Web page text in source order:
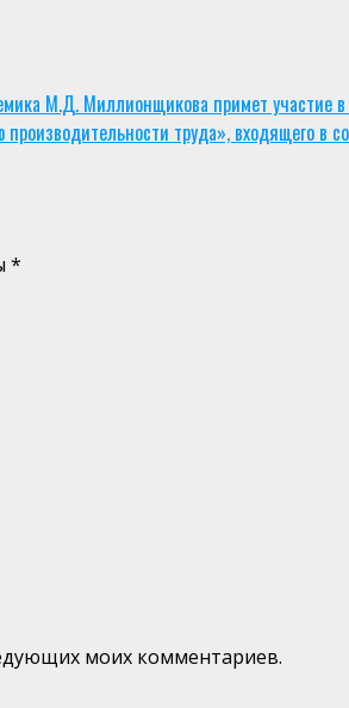
М.Д. Миллионщикова примет участие
труда», входящего в
*
моих комментариев.